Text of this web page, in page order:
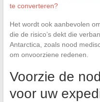
te converteren?
Het wordt ook aanbevolen
die de risico’s dekt die
Antarctica, zoals nood
om onvoorziene redenen.
Voorzie de
voor uw